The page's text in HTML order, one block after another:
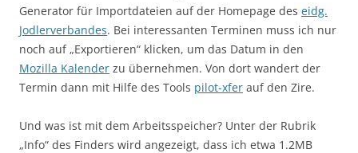
Generator für Importdateien auf der Homepage des eidg.
Jodlerverbandes. Bei interessanten Terminen muss ich nur
noch auf „Exportieren“ klicken, um das Datum in den
Mozilla Kalender zu übernehmen. Von dort wandert der
Termin dann mit Hilfe des Tools pilot-xfer auf den Zire.
Und was ist mit dem Arbeitsspeicher? Unter der Rubrik
„Info“ des Finders wird angezeigt, dass ich etwa 1.2MB